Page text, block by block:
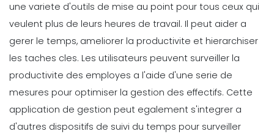
une variete d'outils de mise au point pour tous ceux qui
veulent plus de leurs heures de travail. Il peut aider a
gerer le temps, ameliorer la productivite et hierarchiser
les taches cles. Les utilisateurs peuvent surveiller la
productivite des employes a l'aide d'une serie de
mesures pour optimiser la gestion des effectifs. Cette
application de gestion peut egalement s'integrer a
d'autres dispositifs de suivi du temps pour surveiller